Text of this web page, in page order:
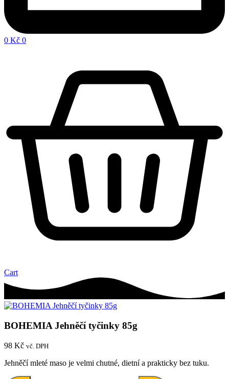
0 Kč 0
Cart
BOHEMIA Jehněčí tyčinky 85g
98 Kč vč. DPH
Jehněčí mleté maso je velmi chutné, dietní a prakticky bez tuku.